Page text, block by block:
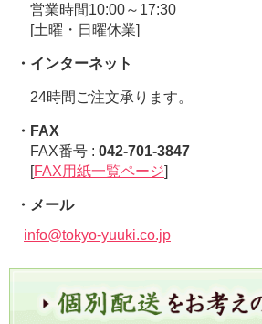
営業時間10:00～17:30
[土曜・日曜休業]
・インターネット
24時間ご注文承ります。
・FAX
FAX番号 : 042-701-3847
[FAX用紙一覧ページ]
・メール
info@tokyo-yuuki.co.jp